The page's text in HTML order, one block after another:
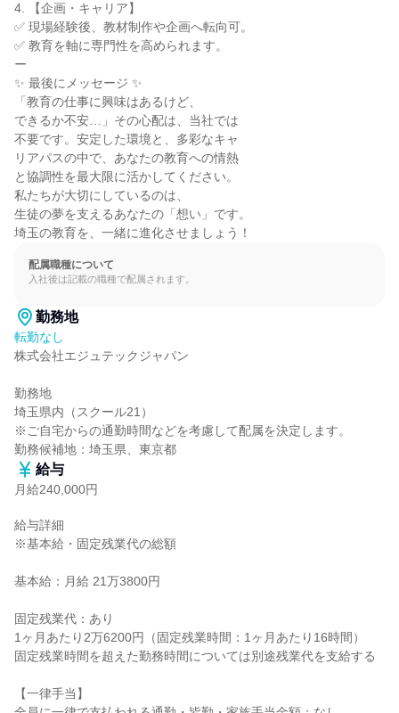
4. 【企画・キャリア】
✅ 現場経験後、教材制作や企画へ転向可。
✅ 教育を軸に専門性を高められます。
ー
✨ 最後にメッセージ ✨
「教育の仕事に興味はあるけど、
できるか不安…」その心配は、当社では
不要です。安定した環境と、多彩なキャ
リアパスの中で、あなたの教育への情熱
と協調性を最大限に活かしてください。
私たちが大切にしているのは、
生徒の夢を支えるあなたの「想い」です。
埼玉の教育を、一緒に進化させましょう！
配属職種について
入社後は記載の職種で配属されます。
勤務地
転勤なし
株式会社エジュテックジャパン
勤務地
埼玉県内（スクール21）
※ご自宅からの通勤時間などを考慮して配属を決定します。
勤務候補地：埼玉県、東京都
給与
月給240,000円
給与詳細
※基本給・固定残業代の総額
基本給：月給 21万3800円
固定残業代：あり
1ヶ月あたり2万6200円（固定残業時間：1ヶ月あたり16時間）
固定残業時間を超えた勤務時間については別途残業代を支給する
【一律手当】